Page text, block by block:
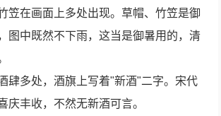
笠在画面上多处出现。草帽、竹笠是御
图中既然不下雨，这当是御暑用的，清
肆多处，酒旗上写着"新酒"二字。宋代
庆丰收，不然无新酒可言。